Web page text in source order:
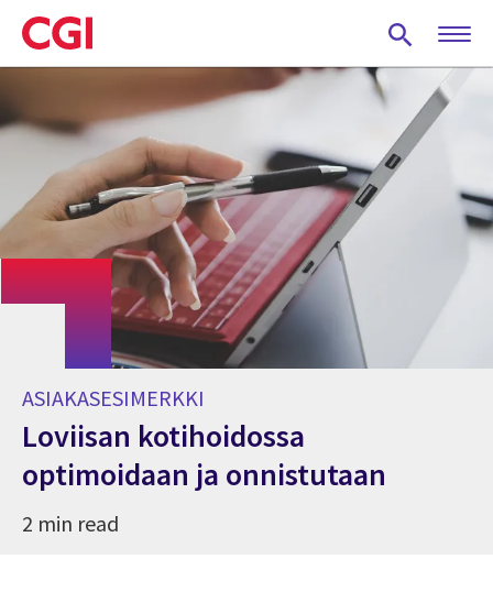
Skip
to
main
ASIAKASESIMERKKI
Loviisan kotihoidossa
optimoidaan ja onnistutaan
2 min read